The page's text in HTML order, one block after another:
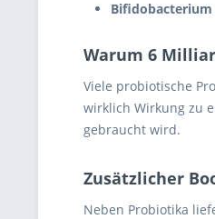
Bifidobacterium
Warum 6
Viele probiotische
wirklich Wirkung zu
gebraucht wird.
Zusätzlicher
Neben Probiotika